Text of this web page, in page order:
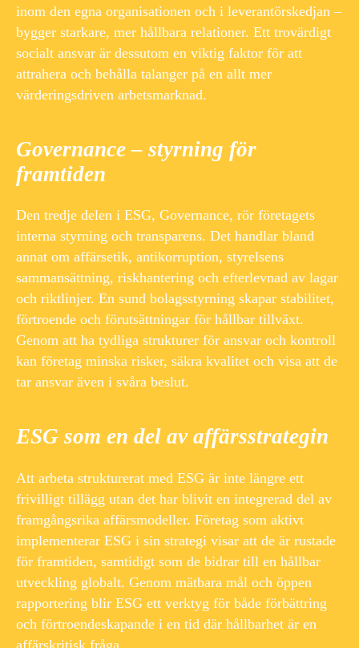
inom den egna organisationen och i leverantörskedjan –
bygger starkare, mer hållbara relationer. Ett trovärdigt
socialt ansvar är dessutom en viktig faktor för att
attrahera och behålla talanger på en allt mer
värderingsdriven arbetsmarknad.
Governance – styrning för
framtiden
Den tredje delen i ESG, Governance, rör företagets
interna styrning och transparens. Det handlar bland
annat om affärsetik, antikorruption, styrelsens
sammansättning, riskhantering och efterlevnad av lagar
och riktlinjer. En sund bolagsstyrning skapar stabilitet,
förtroende och förutsättningar för hållbar tillväxt.
Genom att ha tydliga strukturer för ansvar och kontroll
kan företag minska risker, säkra kvalitet och visa att de
tar ansvar även i svåra beslut.
ESG som en del av affärsstrategin
Att arbeta strukturerat med ESG är inte längre ett
frivilligt tillägg utan det har blivit en integrerad del av
framgångsrika affärsmodeller. Företag som aktivt
implementerar ESG i sin strategi visar att de är rustade
för framtiden, samtidigt som de bidrar till en hållbar
utveckling globalt. Genom mätbara mål och öppen
rapportering blir ESG ett verktyg för både förbättring
och förtroendeskapande i en tid där hållbarhet är en
affärskritisk fråga.